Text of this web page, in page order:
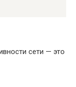
сети — это